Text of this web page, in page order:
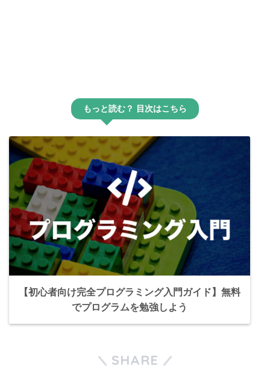
もっと読む？ 目次はこちら
【初心者向け完全プログラミング入門ガイド】無料
でプログラムを勉強しよう
SHARE